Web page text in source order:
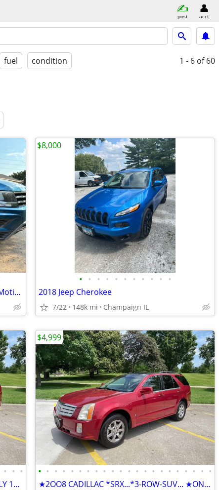
post acct
fuel condition 1 - 6 of 60
Clean title-2019 Volkswagen Tiguan SE 4Motion AWD — $10,600
• • • • • • • • • • •
2018 Jeep Cherokee
7/22 148k mi Champaign IL
$8,000
• • •
2OO8 CADILLAC *SRX - 3-ROW-SUV ★ONLY 104K MILES
• • • • • • • • • • • • • • • • • • • • • •
★2OO8 CADILLAC *SRX...*3-ROW-SUV... ★ONLY 104K MILES
$4,999